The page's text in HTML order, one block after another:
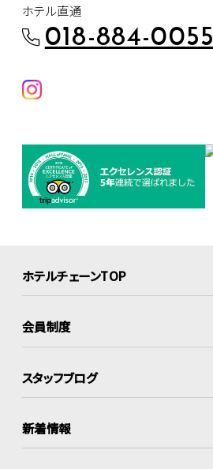
ホテル直通
018-884-0055
ホテルチェーンTOP
会員制度
スタッフブログ
新着情報